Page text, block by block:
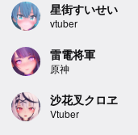
星街すいせい
vtuber
雷電将軍
原神
沙花叉クロヱ
Vtuber